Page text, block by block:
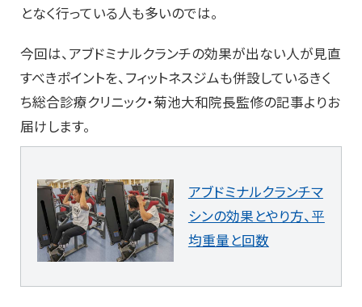
となく行っている人も多いのでは。
今回は、アブドミナルクランチの効果が出ない人が見直
すべきポイントを、フィットネスジムも併設しているきく
ち総合診療クリニック・菊池大和院長監修の記事よりお
届けします。
アブドミナルクランチマ
シンの効果とやり方、平
均重量と回数